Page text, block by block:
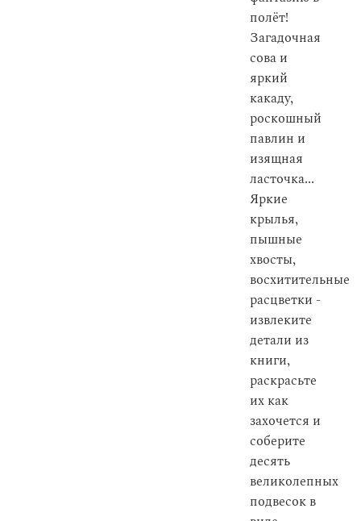
полёт!
Загадочная
сова и
яркий
какаду,
роскошный
павлин и
изящная
ласточка...
Яркие
крылья,
пышные
хвосты,
восхитительные
расцветки -
извлеките
детали из
книги,
раскрасьте
их как
захочется и
соберите
десять
великолепных
подвесок в